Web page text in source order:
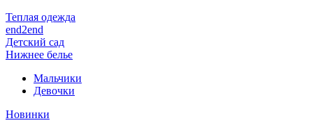
Теплая одежда
end2end
Детский сад
Нижнее белье
Мальчики
Девочки
Новинки